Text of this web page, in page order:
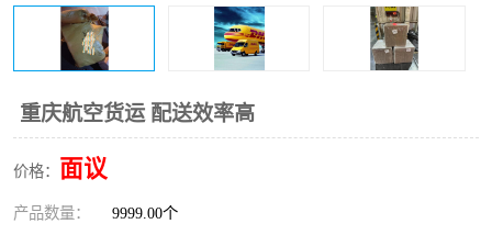
重庆航空货运 配送效率高
价格： 面议
产品数量： 9999.00个